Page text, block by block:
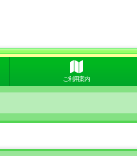
ご利用案内